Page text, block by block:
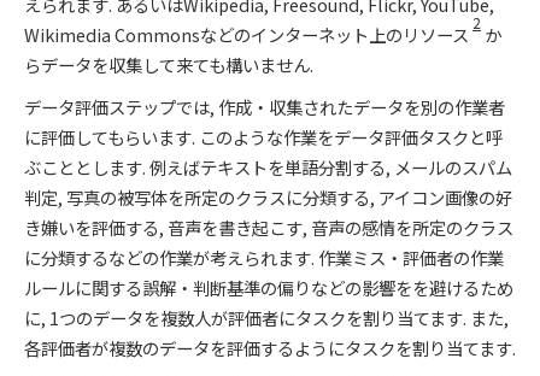
Wikimedia Commonsなどのインターネット上のリソース
2
か
らデータを収集して来ても構いません.
データ評価ステップでは, 作成・収集されたデータを別の作業者
に評価してもらいます. このような作業をデータ評価タスクと呼
ぶこととします. 例えばテキストを単語分割する, メールのスパム
判定, 写真の被写体を所定のクラスに分類する, アイコン画像の好
き嫌いを評価する, 音声を書き起こす, 音声の感情を所定のクラス
に分類するなどの作業が考えられます. 作業ミス・評価者の作業
ルールに関する誤解・判断基準の偏りなどの影響をを避けるため
に, 1つのデータを複数人が評価者にタスクを割り当てます. また,
各評価者が複数のデータを評価するようにタスクを割り当てます.